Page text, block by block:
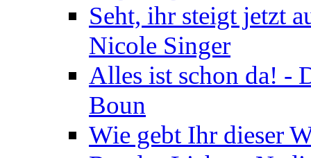
Seht, ihr steigt jetzt
Nicole Singer
Alles ist schon da! -
Boun
Wie gebt Ihr dieser